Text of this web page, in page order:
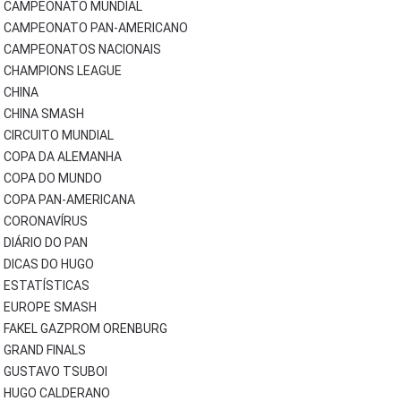
CAMPEONATO MUNDIAL
CAMPEONATO PAN-AMERICANO
CAMPEONATOS NACIONAIS
CHAMPIONS LEAGUE
CHINA
CHINA SMASH
CIRCUITO MUNDIAL
COPA DA ALEMANHA
COPA DO MUNDO
COPA PAN-AMERICANA
CORONAVÍRUS
DIÁRIO DO PAN
DICAS DO HUGO
ESTATÍSTICAS
EUROPE SMASH
FAKEL GAZPROM ORENBURG
GRAND FINALS
GUSTAVO TSUBOI
HUGO CALDERANO